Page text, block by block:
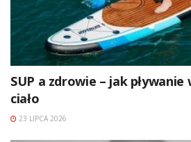
SUP a zdrowie – jak pływanie
ciało
23 LIPCA 2026